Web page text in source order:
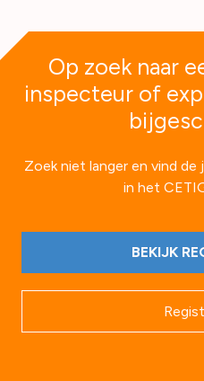
Op zoek naar
inspecteur of
Zoek niet langer en vind
in het
BEKIJK